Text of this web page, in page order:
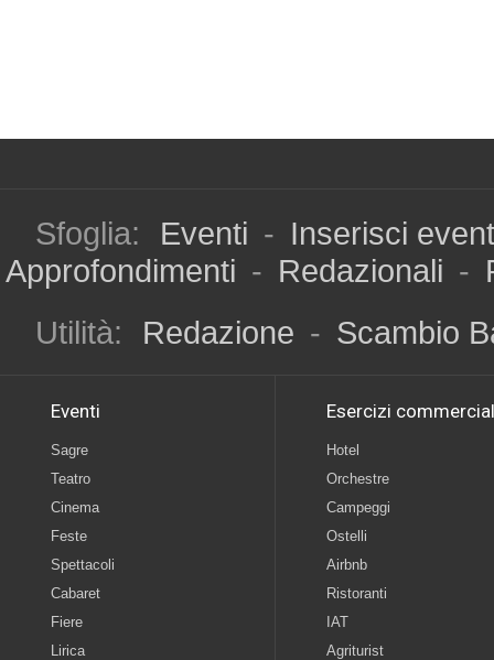
Sfoglia: Eventi - Inserisci
Approfondimenti - Redazionali -
Utilità:
Redazione - Scambio
Eventi
Sagre
Teatro
Cinema
Feste
Spettacoli
Cabaret
Fiere
Lirica
Esercizi
Hotel
Orchestre
Campeggi
Ostelli
Airbnb
Ristoranti
IAT
Agriturist